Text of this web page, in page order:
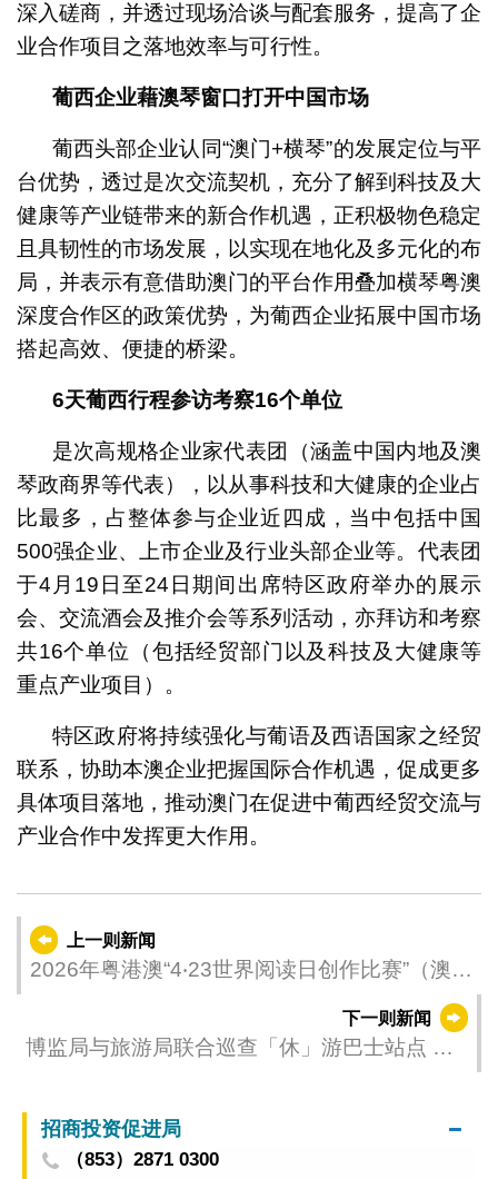
深入磋商，并透过现场洽谈与配套服务，提高了企
业合作项目之落地效率与可行性。
葡西企业藉澳琴窗口打开中国市场
葡西头部企业认同“澳门+横琴”的发展定位与平
台优势，透过是次交流契机，充分了解到科技及大
健康等产业链带来的新合作机遇，正积极物色稳定
且具韧性的市场发展，以实现在地化及多元化的布
局，并表示有意借助澳门的平台作用叠加横琴粤澳
深度合作区的政策优势，为葡西企业拓展中国市场
搭起高效、便捷的桥梁。
6天葡西行程参访考察16个单位
是次高规格企业家代表团（涵盖中国内地及澳
琴政商界等代表），以从事科技和大健康的企业占
比最多，占整体参与企业近四成，当中包括中国
500强企业、上市企业及行业头部企业等。代表团
于4月19日至24日期间出席特区政府举办的展示
会、交流酒会及推介会等系列活动，亦拜访和考察
共16个单位（包括经贸部门以及科技及大健康等
重点产业项目）。
特区政府将持续强化与葡语及西语国家之经贸
联系，协助本澳企业把握国际合作机遇，促成更多
具体项目落地，推动澳门在促进中葡西经贸交流与
产业合作中发挥更大作用。
上一则新闻
2026年粤港澳“4‧23世界阅读日创作比赛”（澳门
区） 颁奖典礼及文化局公共图书馆义工嘉许礼
圆满举行
下一则新闻
博监局与旅游局联合巡查「休」游巴士站点 确
招商投资促进局
（853）2871 0300